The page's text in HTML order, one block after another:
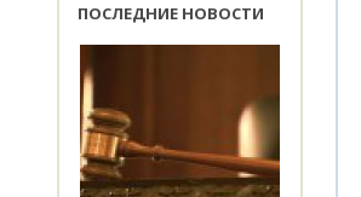
ПОСЛЕДНИЕ НОВОСТИ